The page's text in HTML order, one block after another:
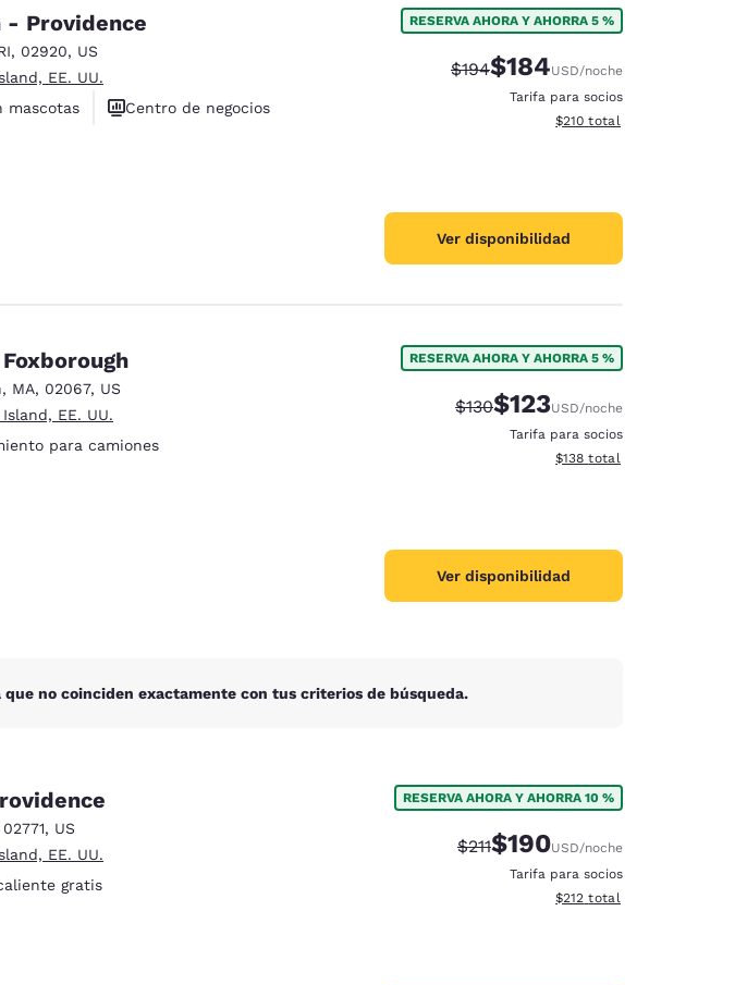
España
- Providence
, 02920, US
EE. UU.
mascotas
Centro de negocios
70 reseñas
RESERVA AHORA Y AHORRA 5 %
Precio tachado:
$194Precio con descuento:
$184USD/noche
Tarifa para socios
Ver detalles del total
$210 total
Ver disponibilidad
, MA, 02067, US
EE. UU.
para camiones
536 reseñas
RESERVA AHORA Y AHORRA 5 %
Precio tachado:
$130Precio con descuento:
$123USD/noche
Tarifa para socios
Ver detalles del total
$138 total
Ver disponibilidad
no coinciden exactamente con tus criterios de búsqueda.
02771, US
EE. UU.
gratis
1020 reseñas
RESERVA AHORA Y AHORRA 10 %
Precio tachado:
$211Precio con descuento:
$190USD/noche
Tarifa para socios
Ver detalles del total
$212 total